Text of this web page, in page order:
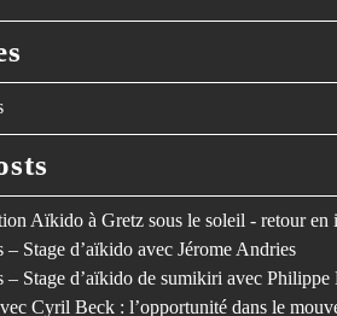
Aïkido à Gretz sous le soleil - retour en
– Stage d’aïkido avec Jérome Andries
– Stage d’aïkido de sumikiri avec
Cyril Beck : l’opportunité dans le